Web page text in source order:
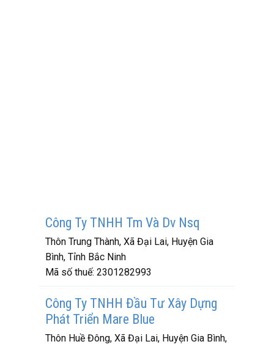
Công Ty TNHH Tm Và Dv Nsq
Thôn Trung Thành, Xã Đại Lai, Huyện Gia
Bình, Tỉnh Bắc Ninh
Mã số thuế: 2301282993
Công Ty TNHH Đầu Tư Xây Dựng
Phát Triển Mare Blue
Thôn Huề Đông, Xã Đại Lai, Huyện Gia Bình,